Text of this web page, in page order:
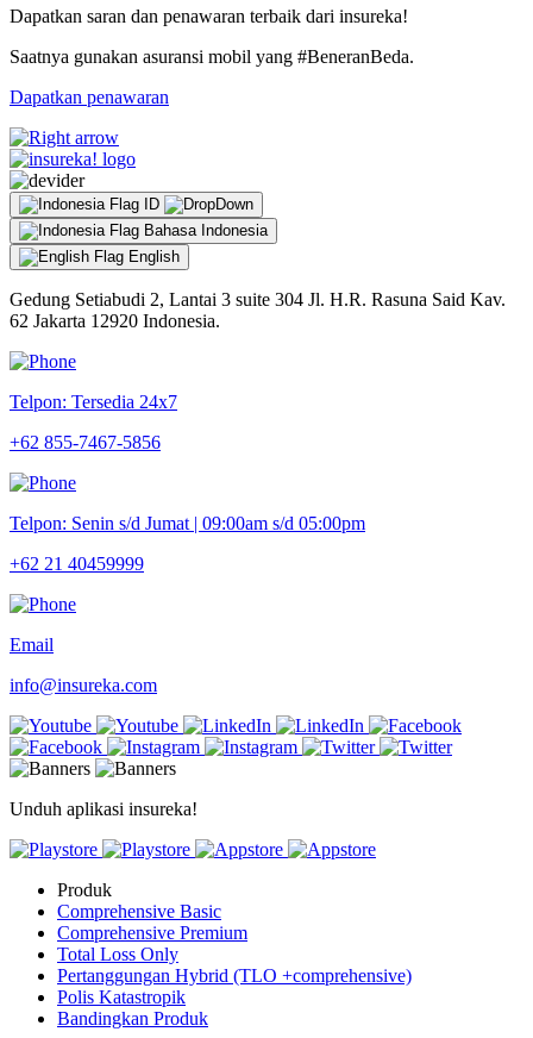
Dapatkan saran dan penawaran terbaik dari insureka!
Saatnya gunakan asuransi mobil yang #BeneranBeda.
Dapatkan penawaran
ID
Bahasa Indonesia
English
Gedung Setiabudi 2, Lantai 3 suite 304 Jl. H.R. Rasuna Said Kav.
62 Jakarta 12920 Indonesia.
Telpon: Tersedia 24x7
+62 855-7467-5856
Telpon: Senin s/d Jumat | 09:00am s/d 05:00pm
+62 21 40459999
Email
info@insureka.com
Unduh aplikasi insureka!
Produk
Comprehensive Basic
Comprehensive Premium
Total Loss Only
Pertanggungan Hybrid (TLO +comprehensive)
Polis Katastropik
Bandingkan Produk